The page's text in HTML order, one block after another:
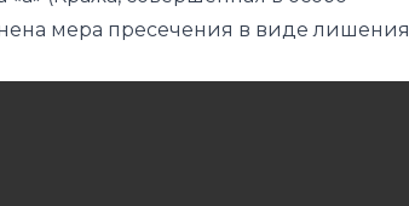
мера пресечения в виде лишения